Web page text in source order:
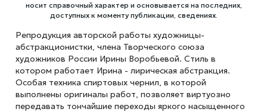
носит справочный характер и основывается на последних,
доступных к моменту публикации, сведениях.
Репродукция авторской работы художницы-
абстракционистки, члена Творческого союза
художников России Ирины Воробьевой. Стиль в
котором работает Ирина - лирическая абстракция.
Особая техника спиртовых чернил, в которой
выполнены оригиналы работ, позволяет виртуозно
передавать тончайшие переходы яркого насыщенного